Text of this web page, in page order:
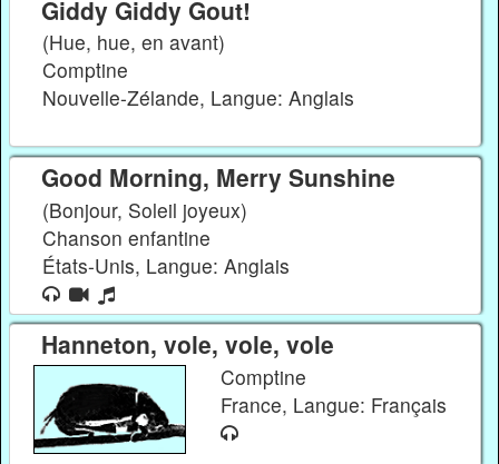
Giddy Giddy Gout!
(Hue, hue, en avant)
Comptine
Nouvelle-Zélande, Langue: Anglais
Good Morning, Merry Sunshine
(Bonjour, Soleil joyeux)
Chanson enfantine
États-Unis, Langue: Anglais
Hanneton, vole, vole, vole
Comptine
France, Langue: Français